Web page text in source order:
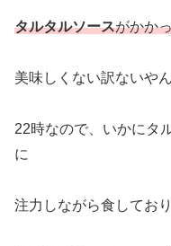
タルタルソースがかか
美味しくない訳ないや
22時なので、いかにタ
に
注力しながら食してお